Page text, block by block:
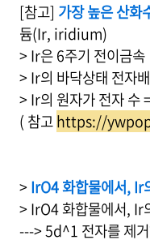
[참고] 가장 높은 산화
듐(Ir, iridium)
> Ir은 6주기 전이금속
> Ir의 바닥상태 전
> Ir의 원자가 전자
( 참고https://
>IrO4 화합물에서, Ir
> IrO4 화합물에서, Ir
---> 5d^1 전자를 제